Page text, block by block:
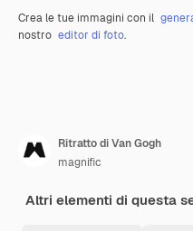
Crea le tue immagini con il
nostro editor di foto.
Ritratto di Van Gogh
magnific
Altri elementi di questa